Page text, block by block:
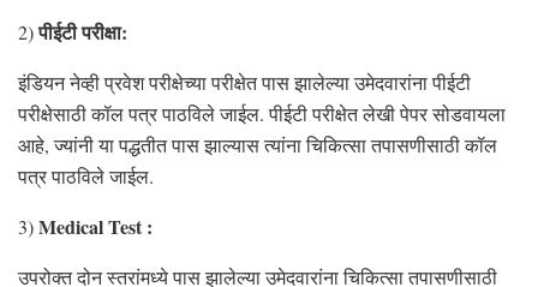
2)पीईटी परीक्षा:
इंडियन नेव्ही प्रवेश परीक्षेच्या परीक्षेत पास झालेल्या उमेदवारांना पीईटी
परीक्षेसाठी कॉल पत्र पाठविले जाईल. पीईटी परीक्षेत लेखी पेपर सोडवायला
आहे, ज्यांनी या पद्धतीत पास झाल्यास त्यांना चिकित्सा तपासणीसाठी कॉल
पत्र पाठविले जाईल.
3)Medical Test :
उपरोक्त दोन स्तरांमध्ये पास झालेल्या उमेदवारांना चिकित्सा तपासणीसाठी